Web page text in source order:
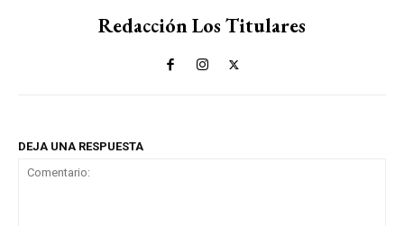
Redacción Los Titulares
DEJA UNA RESPUESTA